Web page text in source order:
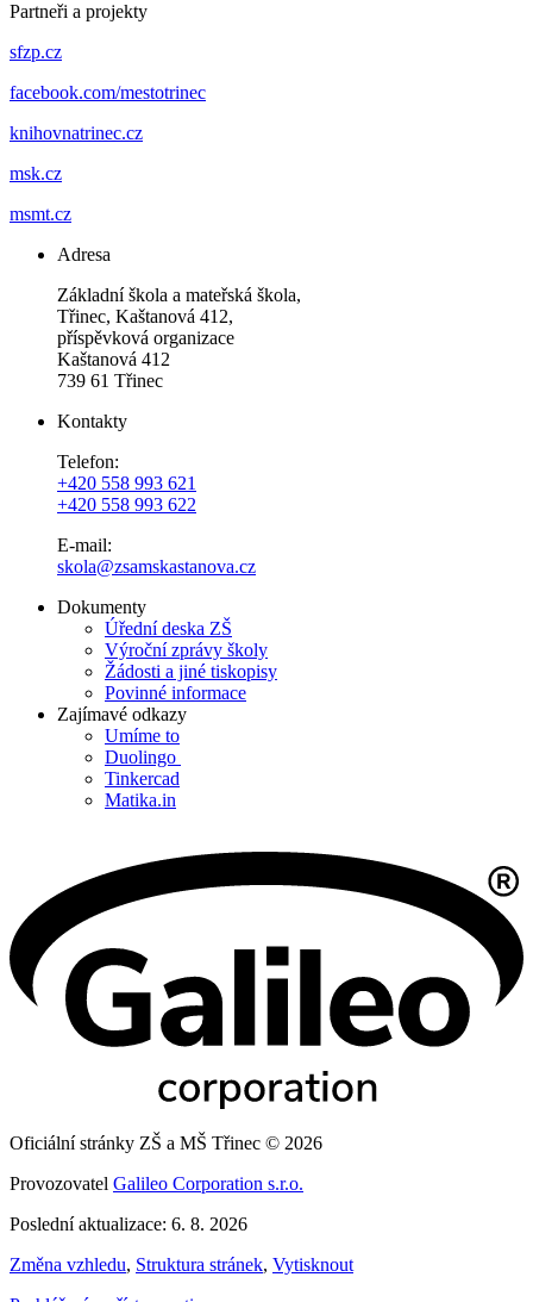
Partneři a projekty
sfzp.cz
facebook.com/mestotrinec
knihovnatrinec.cz
msk.cz
msmt.cz
Adresa
Základní škola a mateřská škola,
Třinec, Kaštanová 412,
příspěvková organizace
Kaštanová 412
739 61 Třinec
Kontakty
Telefon:
+420 558 993 621
+420 558 993 622
E-mail:
skola@zsamskastanova.cz
Dokumenty
Úřední deska ZŠ
Výroční zprávy školy
Žádosti a jiné tiskopisy
Povinné informace
Zajímavé odkazy
Umíme to
Duolingo
Tinkercad
Matika.in
Oficiální stránky ZŠ a MŠ Třinec © 2026
Provozovatel Galileo Corporation s.r.o.
Poslední aktualizace: 6. 8. 2026
Změna vzhledu, Struktura stránek, Vytisknout